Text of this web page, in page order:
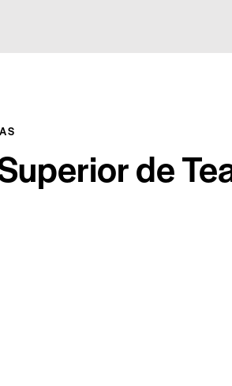
de